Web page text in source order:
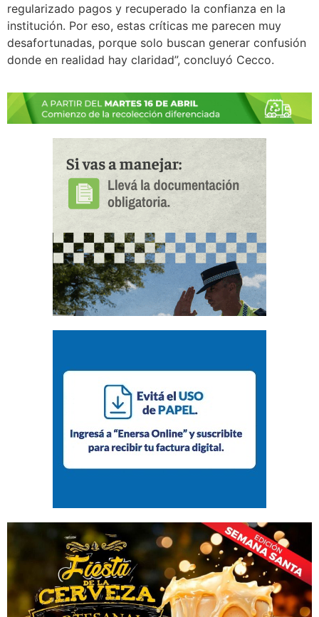
regularizado pagos y recuperado la confianza en la
institución. Por eso, estas críticas me parecen muy
desafortunadas, porque solo buscan generar confusión
donde en realidad hay claridad”, concluyó Cecco.